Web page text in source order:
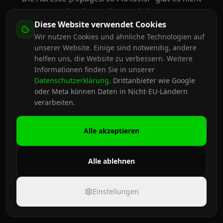
oder sie wurde verschoben.
Zur Startseite
Diese Website verwendet Cookies
Wir nutzen Cookies und ähnliche Technologien auf
unserer Website. Einige sind notwendig, andere
helfen uns, die Website zu verbessern. Weitere
Informationen finden Sie in unserer
Datenschutzerklärung. Drittanbieter wie Google
oder Meta können Daten in Nicht-EU-Ländern
verarbeiten.
Alle akzeptieren
Alle ablehnen
Einstellungen